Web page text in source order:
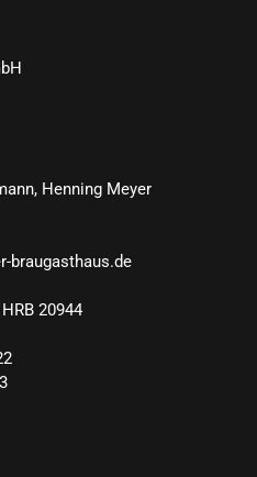
Henning Meyer
braugasthaus.de
20944